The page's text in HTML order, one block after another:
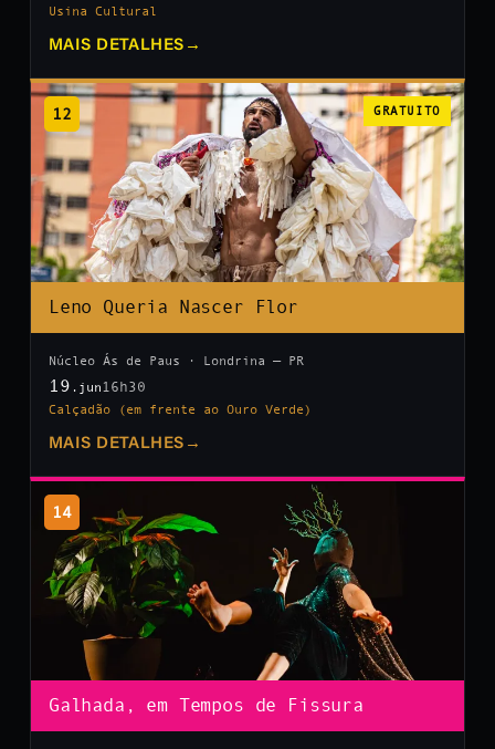
Usina Cultural
MAIS DETALHES →
12 GRATUITO
Leno Queria Nascer Flor
Núcleo Ás de Paus · Londrina — PR
19 .jun 16h30
Calçadão (em frente ao Ouro Verde)
MAIS DETALHES →
14
Galhada, em Tempos de Fissura